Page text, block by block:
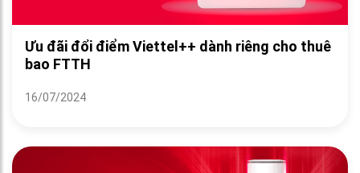
Ưu đãi đổi điểm Viettel++ dành riêng cho thuê
bao FTTH
16/07/2024